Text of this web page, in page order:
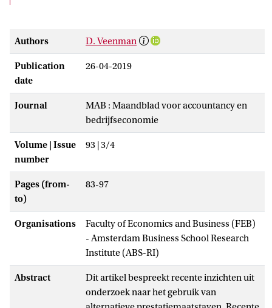
Authors D. Veenman
Publication
date
26-04-2019
Journal
MAB : Maandblad voor accountancy en
bedrijfseconomie
Volume | Issue
number
93 | 3/4
Pages (from-
to)
83-97
Organisations
Faculty of Economics and Business (FEB)
- Amsterdam Business School Research
Institute (ABS-RI)
Abstract
Dit artikel bespreekt recente inzichten uit
onderzoek naar het gebruik van